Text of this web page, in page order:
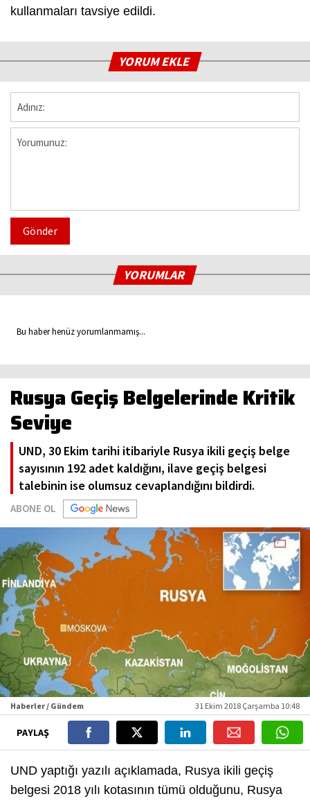
kullanmaları tavsiye edildi.
YORUM EKLE
Gönder
YORUMLAR
Bu haber henüz yorumlanmamış...
Rusya Geçiş Belgelerinde Kritik
Seviye
UND, 30 Ekim tarihi itibariyle Rusya ikili geçiş belge
sayısının 192 adet kaldığını, ilave geçiş belgesi
talebinin ise olumsuz cevaplandığını bildirdi.
ABONE OL
Haberler / Gündem 31 Ekim 2018 Çarşamba 10:48
PAYLAŞ
UND yaptığı yazılı açıklamada, Rusya ikili geçiş
belgesi 2018 yılı kotasının tümü olduğunu, Rusya